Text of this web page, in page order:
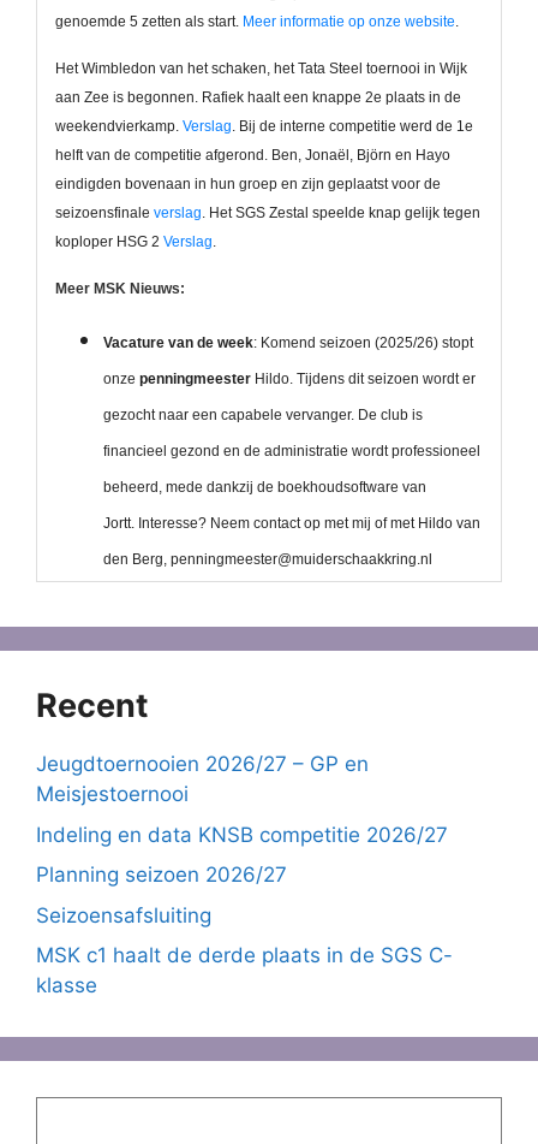
Recent
Jeugdtoernooien 2026/27 – GP en
Meisjestoernooi
Indeling en data KNSB competitie 2026/27
Planning seizoen 2026/27
Seizoensafsluiting
MSK c1 haalt de derde plaats in de SGS C-
klasse